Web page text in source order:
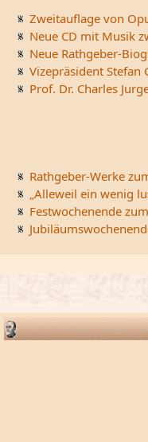
Zweitauflage von
Neue CD mit Musik
Neue Rathgeber-
Vizepräsident Stefan
Prof. Dr. Charles
Rathgeber-Werke
„Alleweil ein wenig
Festwochenende